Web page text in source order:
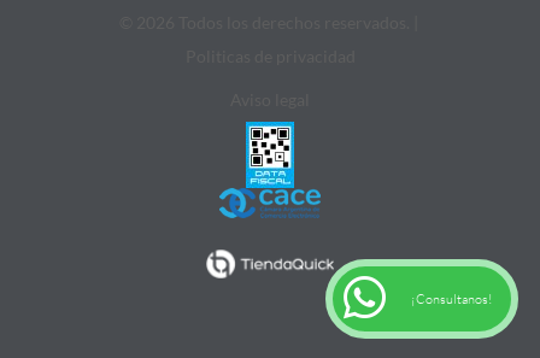
¡Consultanos!